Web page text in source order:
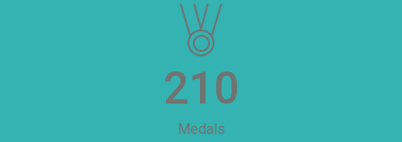
210
Medals